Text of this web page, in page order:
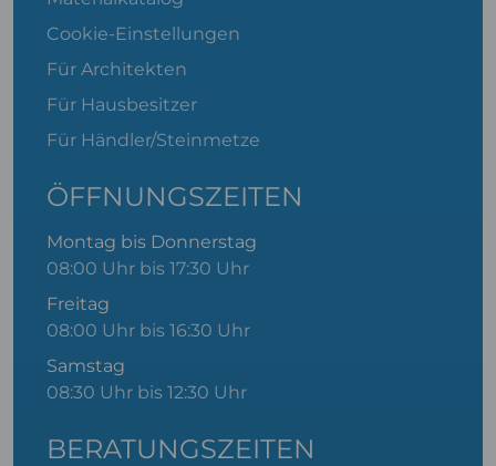
Cookie-Einstellungen
Für Architekten
Für Hausbesitzer
Für Händler/Steinmetze
ÖFFNUNGSZEITEN
Montag bis Donnerstag
08:00 Uhr bis 17:30 Uhr
Freitag
08:00 Uhr bis 16:30 Uhr
Samstag
08:30 Uhr bis 12:30 Uhr
BERATUNGSZEITEN